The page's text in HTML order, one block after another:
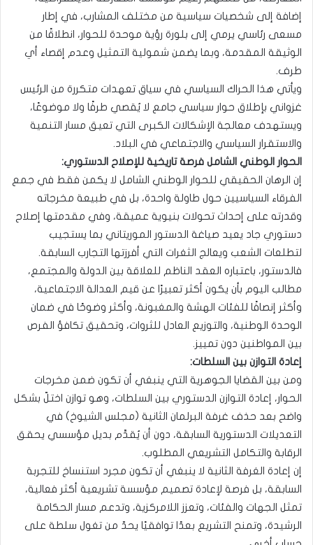
إضافة إلى شخصيات سياسية من مختلف المشارب، في إطار
مسعى رئاسي يرمي إلى بلورة رؤية موحدة للحوار، انطلاقًا من
الوثيقة المقدمة، وبما يضمن شمولية التمثيل وعدم إقصاء أي
طرف.
ويأتي هذا الحراك السياسي في سياق تعهدات متكررة من الرئيس
غزواني بإطلاق حوار سياسي جامع لا يُقصي طرفًا ولا موضوعًا،
ويستهدف معالجة الإشكالات الكبرى التي تعيق مسار التنمية
والاستقرار السياسي والاجتماعي في البلاد.
الحوار الوطني الشامل فرصة تاريخية للإصلاح الدستوري:
إن الرهان الحقيقي للحوار الوطني الشامل لا يكمن فقط في جمع
الفرقاء السياسيين حول طاولة واحدة، بل في طبيعة مخرجاته
وقدرته على إحداث تحولات بنيوية عميقة، وفي مقدمتها إصلاح
دستوري جاد يعيد صياغة الدستور الموريتاني بما يستجيب
لتطلعات الشعب ويعالج الثغرات التي أفرزتها التجارب السابقة.
فالدستور، باعتباره العقد الناظم للعلاقة بين الدولة والمجتمع،
مطالب اليوم بأن يكون أكثر تعبيرًا عن قيم العدالة الاجتماعية،
وأكثر إنصافًا للفئات الهشة والمغبونة، وأكثر وضوحًا في ضمان
الوحدة الوطنية، والتوزيع العادل للثروات، وتحقيق تكافؤ الفرص
بين المواطنين دون تمييز.
إعادة التوازن بين السلطات:
ومن بين القضايا الجوهرية التي ينبغي أن تكون ضمن مخرجات
الحوار، إعادة التوازن الدستوري بين السلطات، وهو توازن اختلّ بشكل
واضح بعد حذف غرفة البرلمان الثانية (مجلس الشيوخ) في
التعديلات الدستورية السابقة، دون أن يُقدَّم بديل مؤسسي يحقق
الرقابة والتكامل التشريعي المطلوب.
إن إعادة الغرفة الثانية لا ينبغي أن تكون مجرد استنساخ للتجربة
السابقة، بل فرصة لإعادة تصميم مؤسسة تشريعية أكثر فعالية،
تمثل الجهات والفئات، وتعزز اللامركزية، وتدعم مسار الحكامة
الرشيدة، وتمنح التشريع بعدًا توافقيًا يحدّ من تغول سلطة على